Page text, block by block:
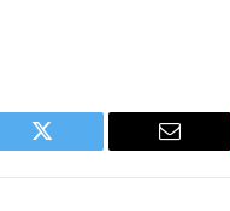
Twitter Email